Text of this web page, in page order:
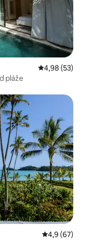
Priemerné
4,98 (53)
pláže
Priemerné
4,9 (67)